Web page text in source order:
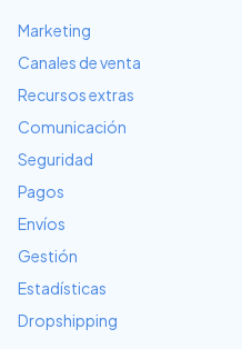
Marketing
Canales de venta
Recursos extras
Comunicación
Seguridad
Pagos
Envíos
Gestión
Estadísticas
Dropshipping